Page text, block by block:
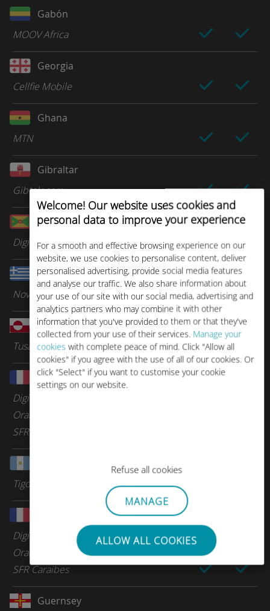
Welcome! Our website uses cookies and
personal data to improve your experience
For a smooth and effective browsing experience on our
website, we use cookies to personalise content, deliver
personalised advertising, provide social media features
and analyse our traffic. We also share information about
your use of our site with our social media, advertising and
analytics partners who may combine it with other
information that you've provided to them or that they've
collected from your use of their services. Manage your
cookieswith complete peace of mind. Click "Allow all
cookies" if you agree with the use of all of our cookies. Or
click "Select" if you want to customise your cookie
settings on our website.
Refuse all cookies
MANAGE
ALLOW ALL COOKIES
Gabón
MOOV Africa
Georgia
Cellfie Mobile
Ghana
MTN
Gibraltar
Gibtelecom
Granada
Digicel Group
Grecia
Nova
Groenlandia
Tusass
Guadalupe
Digicel Group
Orange Caraibes
SFR Caraibes
Tigo
Guayana Francesa
Digicel Group
Orange Caraibes
SFR Caraibes
Guernsey